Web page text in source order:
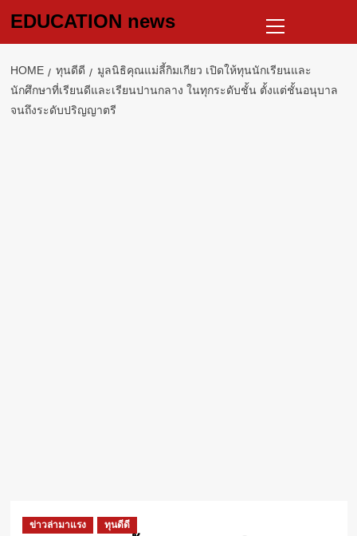
EDUCATION news
Menu
HOME ทุนดีดี
มูลนิธิคุณแม่ลี้กิมเกียว เปิดให้ทุนนักเรียนและ
นักศึกษาที่เรียนดีและเรียนปานกลาง ในทุกระดับชั้น ตั้งแต่ชั้นอนุบาล
จนถึงระดับปริญญาตรี
ข่าวล่ามาแรง ทุนดีดี